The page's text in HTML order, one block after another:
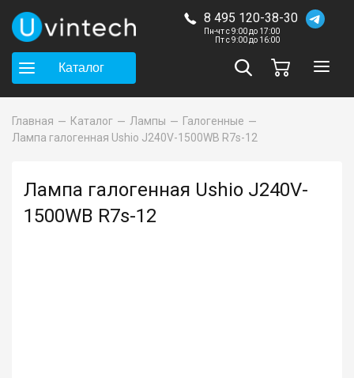
8 495 120-38-30
Пн-чт с 9:00 до 17:00
Пт с 9:00 до 16:00
Каталог
Главная Каталог Лампы
Галогенные
Лампа галогенная Ushio J240V-1500WB R7s-12
Лампа галогенная Ushio J240V-
1500WB R7s-12